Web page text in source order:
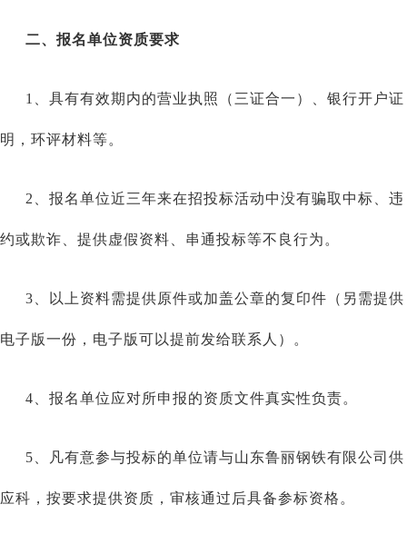
二、报名单位资质要求
1、具有有效期内的营业执照（三证合一）、银行开户证
明，环评材料等。
2、报名单位近三年来在招投标活动中没有骗取中标、违
约或欺诈、提供虚假资料、串通投标等不良行为。
3、以上资料需提供原件或加盖公章的复印件（另需提供
电子版一份，电子版可以提前发给联系人）。
4、报名单位应对所申报的资质文件真实性负责。
5、凡有意参与投标的单位请与山东鲁丽钢铁有限公司 供
应科 ，按要求提供资质，审核通过后具备参标资格。